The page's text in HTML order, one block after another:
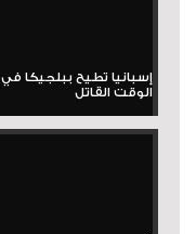
إسبانيا تطيح ببلجيكا في
الوقت القاتل